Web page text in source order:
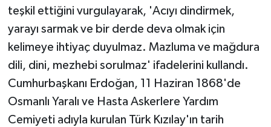
teşkil ettiğini vurgulayarak, 'Acıyı dindirmek,
yarayı sarmak ve bir derde deva olmak için
kelimeye ihtiyaç duyulmaz. Mazluma ve mağdura
dili, dini, mezhebi sorulmaz' ifadelerini kullandı.
Cumhurbaşkanı Erdoğan, 11 Haziran 1868'de
Osmanlı Yaralı ve Hasta Askerlere Yardım
Cemiyeti adıyla kurulan Türk Kızılay'ın tarih